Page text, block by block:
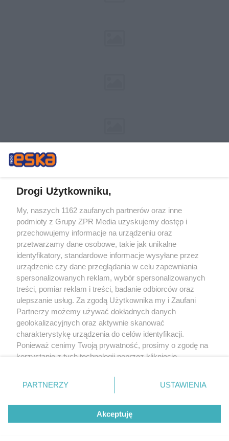
Żaden utwór zamieszczony w serwisie nie może być powielany i
rozpowszechniany lub dalej rozpowszechniany w jakikolwiek sposób (w
tym także elektroniczny lub mechaniczny) na jakimkolwiek polu
eksploatacji w jakiejkolwiek formie, włącznie z umieszczaniem w Internecie
bez pisemnej zgody właściciela praw. Jakiekolwiek użycie lub
wykorzystanie utworów w całości lub w części z naruszeniem prawa, tzn.
bez właściwej zgody, jest zabronione pod groźbą kary i może być ścigane
prawnie.
O nas
Drogi Użytkowniku,
My, naszych 1162 zaufanych partnerów oraz inne
podmioty z Grupy ZPR Media uzyskujemy dostęp i
przechowujemy informacje na urządzeniu oraz
przetwarzamy dane osobowe, takie jak unikalne
identyfikatory, standardowe informacje wysyłane przez
urządzenie czy dane przeglądania w celu zapewniania
spersonalizowanych reklam, wybór spersonalizowanych
treści, pomiar reklam i treści, badanie odbiorców oraz
ulepszanie usług. Za zgodą Użytkownika my i Zaufani
Partnerzy możemy używać dokładnych danych
geolokalizacyjnych oraz aktywnie skanować
charakterystykę urządzenia do celów identyfikacji.
Ponieważ cenimy Twoją prywatność, prosimy o zgodę na
korzystanie z tych technologii poprzez kliknięcie
zmienić/wycofać klikając przycisk ustawień prywatności
znajdujący się w lewym dolnym rogu strony
rodzaje przetwarzania danych nie wymagają zgody
użytkownika, ale masz prawo sprzeciwić się takiemu
przetwarzaniu. Preferencje będą miały zastosowanie tylko
PARTNERZY USTAWIENIA
Akceptuję